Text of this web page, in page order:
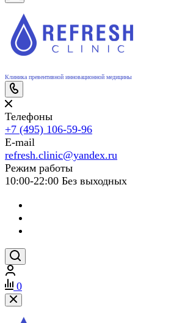
Клиника превентивной инновационной медицины
Телефоны
+7 (495) 106-59-96
E-mail
refresh.clinic@yandex.ru
Режим работы
10:00-22:00 Без выходных
0